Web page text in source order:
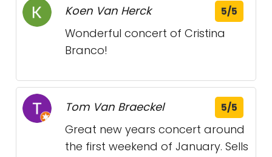
Koen Van Herck 5/5
Wonderful concert of Cristina
Branco!
Tom Van Braeckel 5/5
Great new years concert around
the first weekend of January. Sells